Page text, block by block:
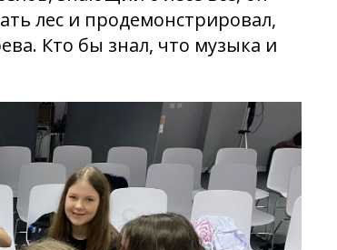
лес и продемонстрировал,
Кто бы знал, что музыка и